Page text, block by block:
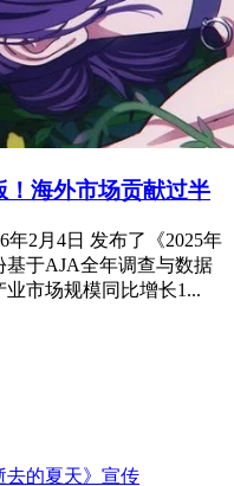
！海外市场贡献过半
年2月4日 发布了《2025年
于AJA全年调查与数据
市场规模同比增长1...
去的夏天》宣传